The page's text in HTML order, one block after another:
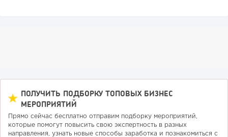
ПОЛУЧИТЬ ПОДБОРКУ ТОПОВЫХ БИЗНЕС
МЕРОПРИЯТИЙ
Прямо сейчас бесплатно отправим подборку мероприятий,
которые помогут повысить свою экспертность в разных
направления, узнать новые способы заработка и познакомиться с